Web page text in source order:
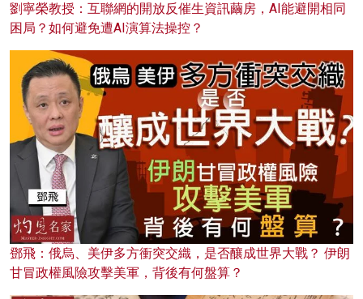
劉寧榮教授：互聯網的開放反催生資訊繭房，AI能避開相同
困局？如何避免遭AI演算法操控？
鄧飛：俄烏、美伊多方衝突交織，是否釀成世界大戰？ 伊朗
甘冒政權風險攻擊美軍，背後有何盤算？